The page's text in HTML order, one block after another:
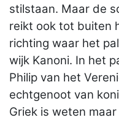
stilstaan. Maar de
reikt ook tot buiten
richting waar het
wijk Kanoni. In het
Philip van het
echtgenoot van
Griek is weten